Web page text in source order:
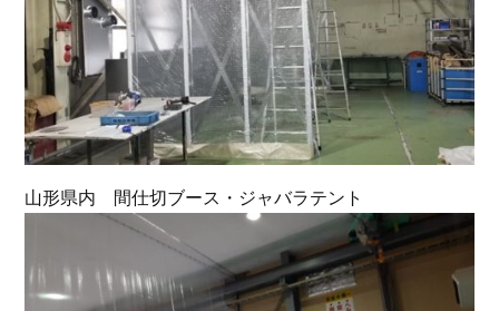
山形県内 間仕切ブース・ジャバラテント